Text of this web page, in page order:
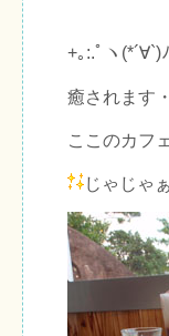
+｡:.ﾟヽ(*´∀`)
癒されます
ここのカフ
じゃじゃ